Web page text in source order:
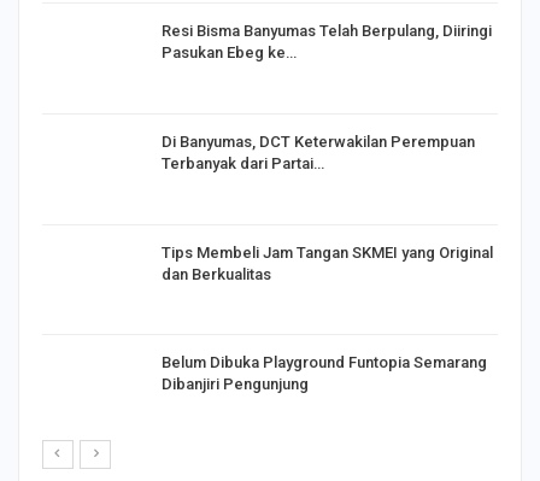
Resi Bisma Banyumas Telah Berpulang, Diiringi
Pasukan Ebeg ke…
Di Banyumas, DCT Keterwakilan Perempuan
Terbanyak dari Partai…
Tips Membeli Jam Tangan SKMEI yang Original
dan Berkualitas
Belum Dibuka Playground Funtopia Semarang
Dibanjiri Pengunjung